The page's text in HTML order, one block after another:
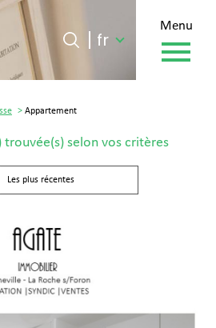
menu
fr
0
Langue
fr
Appartement
trouvée(s) selon vos critères
Les plus récentes